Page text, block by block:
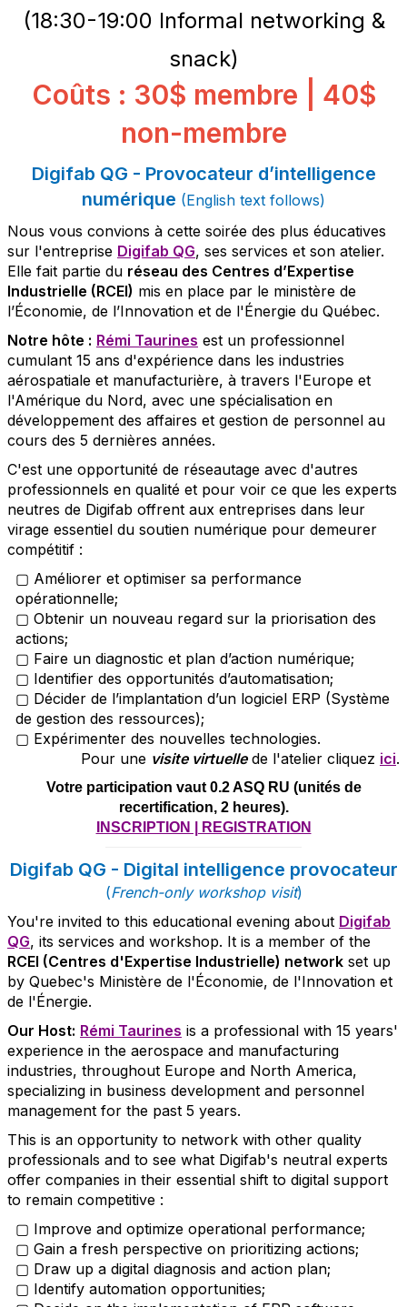
(18:30-19:00 Informal networking &
snack)
Coûts : 30$ membre | 40$
non-membre
Digifab QG - Provocateur d’intelligence
numérique (English text follows)
Nous vous convions à cette soirée des plus éducatives
sur l'entreprise Digifab QG, ses services et son atelier.
Elle fait partie du réseau des Centres d’Expertise
Industrielle (RCEI) mis en place par le ministère de
l’Économie, de l’Innovation et de l'Énergie du Québec.
Notre hôte : Rémi Taurines est un professionnel
cumulant 15 ans d'expérience dans les industries
aérospatiale et manufacturière, à travers l'Europe et
l'Amérique du Nord, avec une spécialisation en
développement des affaires et gestion de personnel au
cours des 5 dernières années.
C'est une opportunité de réseautage avec d'autres
professionnels en qualité et pour voir ce que les experts
neutres de Digifab offrent aux entreprises dans leur
virage essentiel du soutien numérique pour demeurer
compétitif :
▢ Améliorer et optimiser sa performance
opérationnelle;
▢ Obtenir un nouveau regard sur la priorisation des
actions;
▢ Faire un diagnostic et plan d’action numérique;
▢ Identifier des opportunités d’automatisation;
▢ Décider de l’implantation d’un logiciel ERP (Système
de gestion des ressources);
▢ Expérimenter des nouvelles technologies.
Pour une visite virtuellede l'atelier cliquez ici.
Votre participation vaut 0.2 ASQ RU (unités de
recertification, 2 heures).
INSCRIPTION | REGISTRATION
Digifab QG - Digital intelligence provocateur
(French-only workshop visit)
You're invited to this educational evening about Digifab
QG, its services and workshop. It is a member of the
RCEI (Centres d'Expertise Industrielle) network set up
by Quebec's Ministère de l'Économie, de l'Innovation et
de l'Énergie.
Our Host: Rémi Taurines is a professional with 15 years'
experience in the aerospace and manufacturing
industries, throughout Europe and North America,
specializing in business development and personnel
management for the past 5 years.
This is an opportunity to network with other quality
professionals and to see what Digifab's neutral experts
offer companies in their essential shift to digital support
to remain competitive :
▢ Improve and optimize operational performance;
▢ Gain a fresh perspective on prioritizing actions;
▢ Draw up a digital diagnosis and action plan;
▢ Identify automation opportunities;